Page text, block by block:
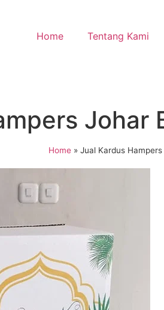
Home Tentang Kami
Home » Jual Kardus